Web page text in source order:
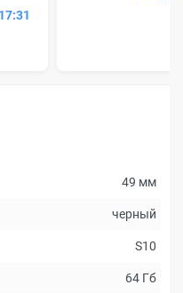
49 мм
черный
S10
64 Гб